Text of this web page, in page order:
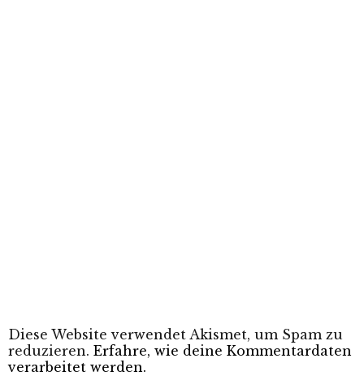
Diese Website verwendet Akismet, um Spam zu
reduzieren. Erfahre, wie deine Kommentardaten
verarbeitet werden.